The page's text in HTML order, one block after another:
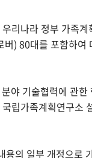
리나라 정부 가족
) 80대를 포함하
야 기술협력에 관
립가족계획연구소
의 일부 개정으로